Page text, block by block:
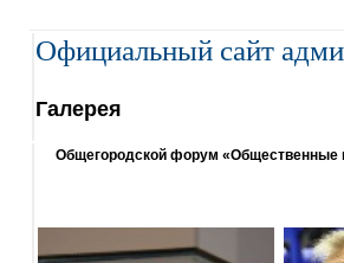
Официальный сайт
Галерея
Общегородской форум «Общественные и